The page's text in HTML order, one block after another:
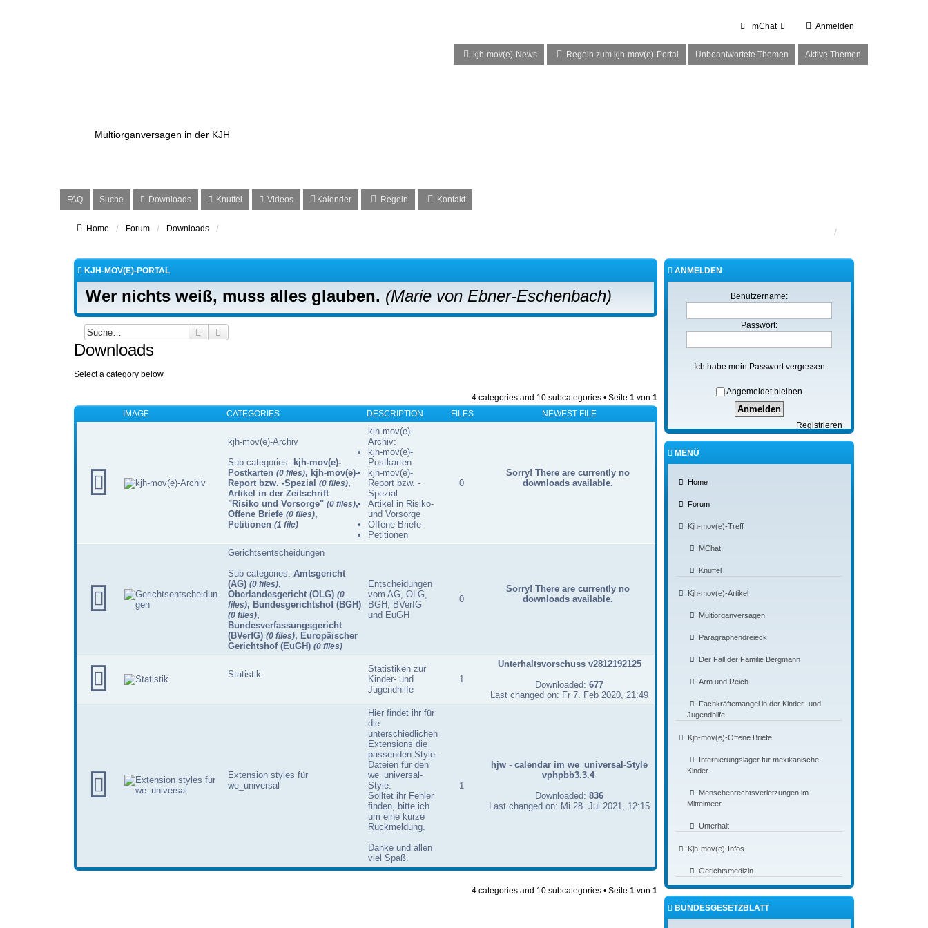
Anmelden
mChat
kjh-mov(e)-News Regeln zum kjh-mov(e)-Portal Unbeantwortete Themen Aktive Themen
FAQ Suche Downloads Knuffel Videos Kalender Regeln Kontakt
Multiorganversagen in der KJH
Home Forum Downloads
KJH-MOV(E)-PORTAL
Wer nichts weiß, muss alles glauben. (Marie von Ebner-Eschenbach)
Suche
Downloads
Select a category below
4 categories and 10 subcategories • Seite 1 von 1
IMAGE
CATEGORIES DESCRIPTION FILES NEWEST FILE
kjh-mov(e)-Archiv
Sub categories: kjh-mov(e)-
Postkarten (0 files), kjh-mov(e)-
Report bzw. -Spezial (0 files),
Artikel in der Zeitschrift
"Risiko und Vorsorge" (0 files),
Offene Briefe (0 files),
Petitionen (1 file)
kjh-mov(e)-
Archiv:
kjh-mov(e)-
Postkarten
kjh-mov(e)-
Report bzw. -
Spezial
Artikel in Risiko-
und Vorsorge
Offene Briefe
Petitionen
0
Sorry! There are currently no
downloads available.
Gerichtsentscheidungen
Sub categories: Amtsgericht
(AG) (0 files),
Oberlandesgericht (OLG) (0
files), Bundesgerichtshof (BGH)
(0 files),
Bundesverfassungsgericht
(BVerfG) (0 files), Europäischer
Gerichtshof (EuGH) (0 files)
Entscheidungen
vom AG, OLG,
BGH, BVerfG
und EuGH
0
Sorry! There are currently no
downloads available.
Statistik
Statistiken zur
Kinder- und
Jugendhilfe
1
Unterhaltsvorschuss v2812192125
Downloaded: 677
Last changed on: Fr 7. Feb 2020, 21:49
Extension styles für
we_universal
Hier findet ihr für
die
unterschiedlichen
Extensions die
passenden Style-
Dateien für den
we_universal-
Style.
Solltet ihr Fehler
finden, bitte ich
um eine kurze
Rückmeldung.
Danke und allen
viel Spaß.
1
hjw - calendar im we_universal-Style
vphpbb3.3.4
Downloaded: 836
Last changed on: Mi 28. Jul 2021, 12:15
4 categories and 10 subcategories • Seite 1 von 1
ANMELDEN
Benutzername:
Passwort:
Ich habe mein Passwort vergessen
Angemeldet bleiben
Registrieren
MENÜ
Home
Forum
Kjh-mov(e)-Treff
MChat
Knuffel
Kjh-mov(e)-Artikel
Multiorganversagen
Paragraphendreieck
Der Fall der Familie Bergmann
Arm und Reich
Fachkräftemangel in der Kinder- und
Jugendhilfe
Kjh-mov(e)-Offene Briefe
Internierungslager für mexikanische
Kinder
Menschenrechtsverletzungen im
Mittelmeer
Unterhalt
Kjh-mov(e)-Infos
Gerichtsmedizin
BUNDESGESETZBLATT